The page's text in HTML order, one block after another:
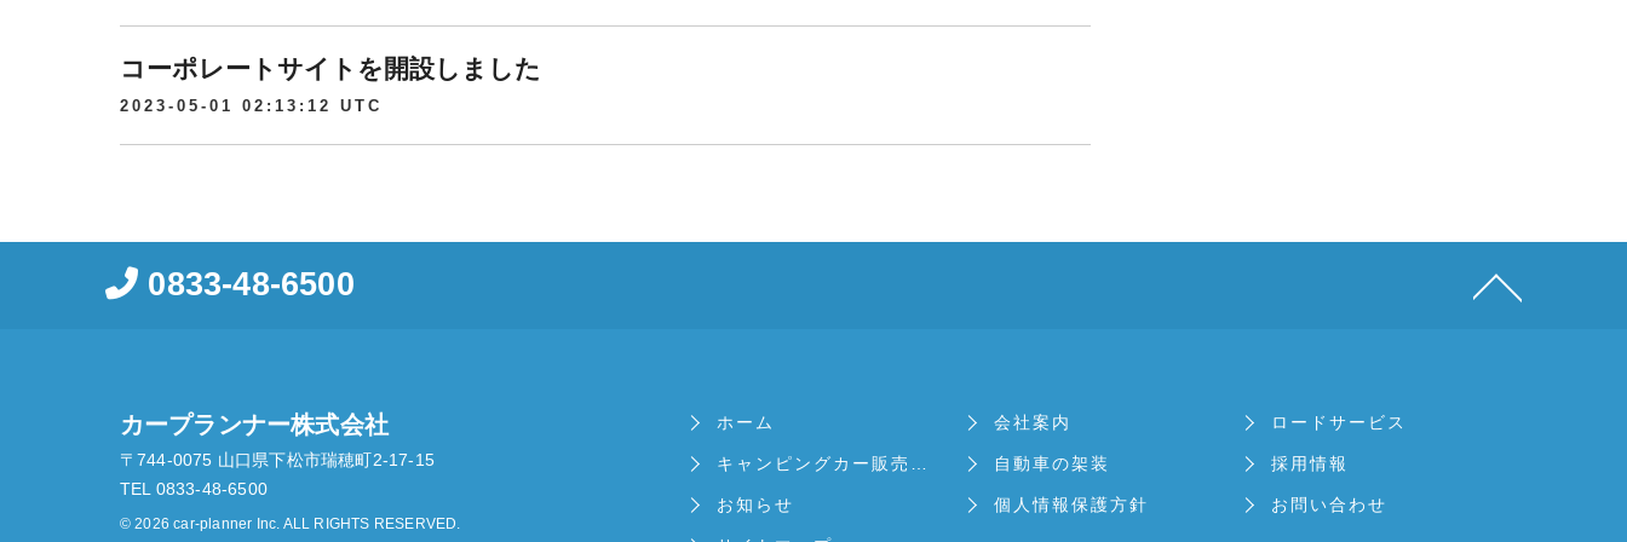
コーポレートサイトを開設しました
2023-05-01 02:13:12 UTC
0833-48-6500
ホーム 会社案内 ロードサービス
キャンピングカー販売・修理 自動車の架装 採用情報
お知らせ 個人情報保護方針 お問い合わせ
カープランナー株式会社
〒744-0075 山口県下松市瑞穂町2-17-15
TEL 0833-48-6500
© 2026 car-planner Inc. ALL RIGHTS RESERVED.